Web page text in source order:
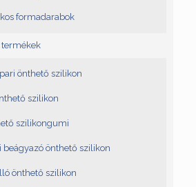
formadarabok
önthető szilikon
szilikon
szilikongumi
beágyazó önthető szilikon
önthető szilikon